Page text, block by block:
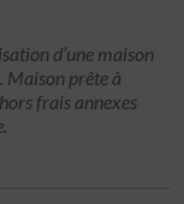
d’une maison
Maison prête à
frais annexes